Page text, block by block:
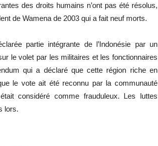
des droits humains n’ont pas été résolus,
de Wamena de 2003 qui a fait neuf morts.
partie intégrante de l’Indonésie par un
le volet par les militaires et les fonctionnaires
qui a déclaré que cette région riche en
le vote ait été reconnu par la communauté
considéré comme frauduleux. Les luttes
lors.